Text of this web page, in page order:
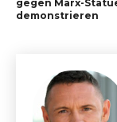
gegen Marx-
demonstrieren